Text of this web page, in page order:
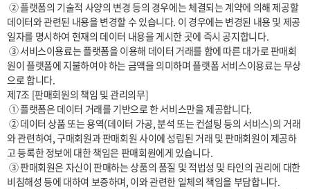
데이터와 관련된 내용을 변경할 수 있습니다. 이 경우에는 변경된 내용 및 제공
일자를 명시하여 현재의 데이터 내용을 게시한 곳에 즉시 공지합니다.
원이 플랫폼에 지불하여야 하는 금액을 의미하며 플랫폼 서비스이용료는 무상
으로 합니다.
제7조 [판매회원의 책임 및 관리의무]
와 관련하여, 구매회원과 판매회원 사이에 성립된 거래 및 판매회원이 제공하
고 등록한 정보에 대한 책임은 판매회원에게 있습니다.
비침해성 등에 대하여 보증하며, 이와 관련한 일체의 책임을 부담합니다.